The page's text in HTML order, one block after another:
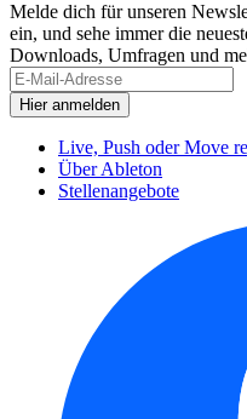
Melde dich für unseren
ein, und sehe immer die
Downloads, Umfragen und
Live, Push oder Move
Über Ableton
Stellenangebote